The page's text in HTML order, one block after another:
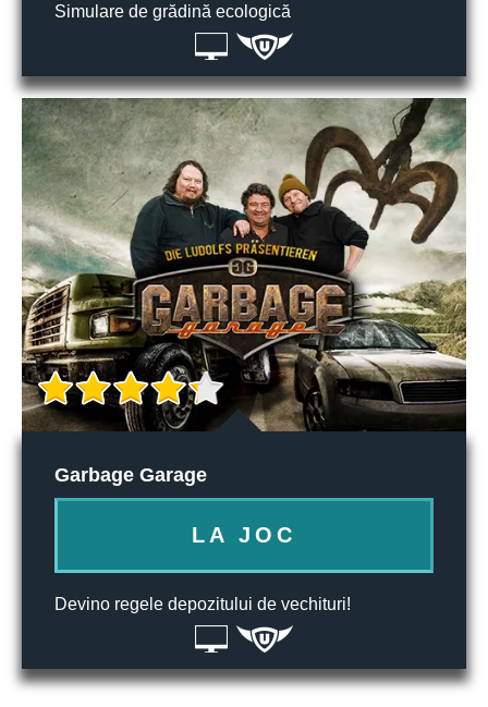
Simulare de grădină ecologică
Garbage Garage
LA JOC
Devino regele depozitului de vechituri!